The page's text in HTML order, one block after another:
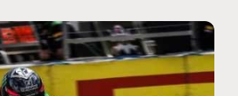
du GP de
MOTO GP
Zarco évite
septembre